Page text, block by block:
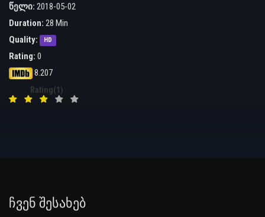
წელი: 2018-05-02
Duration: 28 Min
Quality:
HD
Rating: 0
8.207
Rating(1)
Ჩვენ Შესახებ